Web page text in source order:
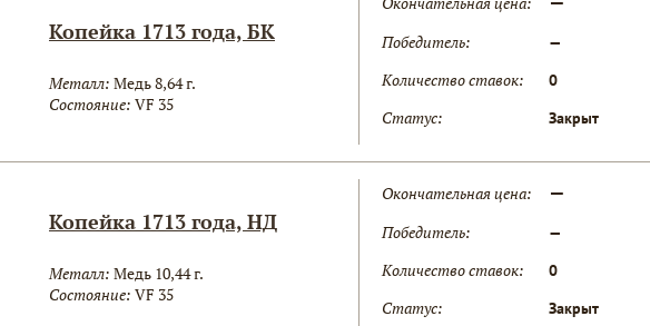
Копейка 1713 года, БК
Металл: Медь 8,64 г.
Состояние: VF 35
Победитель: —
Количество ставок: 0
Статус: Закрыт
Копейка 1713 года, НД
Металл: Медь 10,44 г.
Состояние: VF 35
Окончательная цена: —
Победитель: —
Количество ставок: 0
Статус: Закрыт